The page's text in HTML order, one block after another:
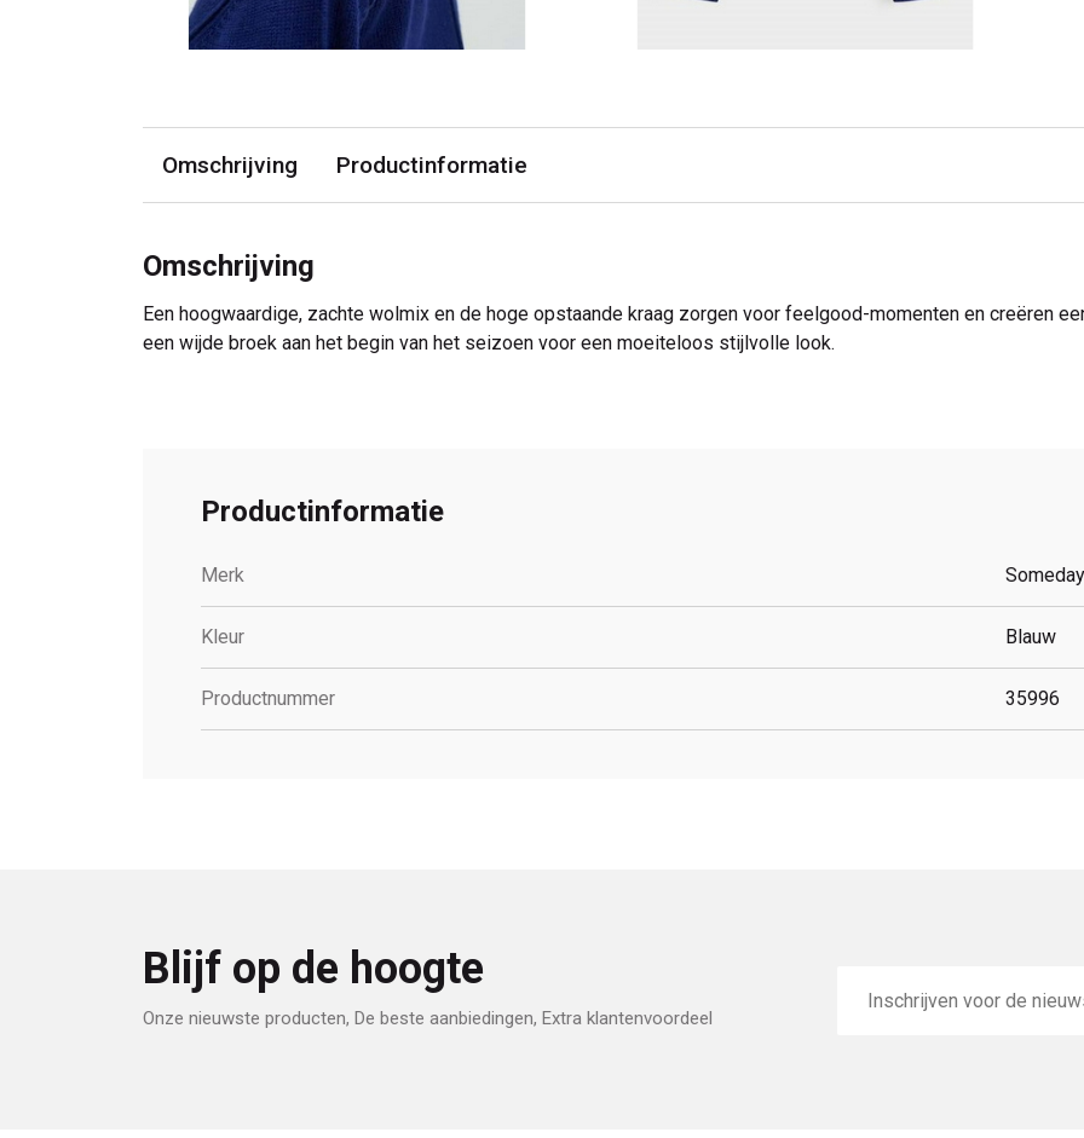
Omschrijving Productinformatie
Omschrijving
Een hoogwaardige, zachte wolmix en de hoge opstaande kraag zorgen voor feelgood-momenten en creëren
een wijde broek aan het begin van het seizoen voor een moeiteloos stijlvolle look.
Productinformatie
Merk Someday
Kleur Blauw
Productnummer 35996
Blijf op de hoogte
Onze nieuwste producten, De beste aanbiedingen, Extra klantenvoordeel
mailadres